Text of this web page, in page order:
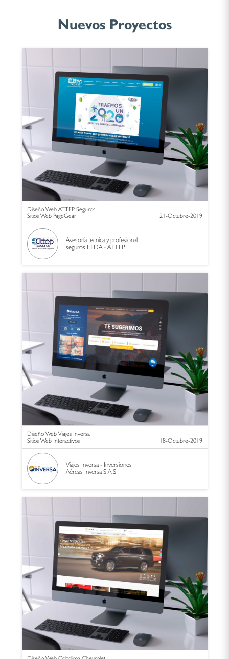
Nuevos Proyectos
Diseño Web ATTEP Seguros
Sitios Web PageGear
21-Octubre-2019
Asesoría tecnica y profesional
seguros LTDA - ATTEP
Diseño Web Viajes Inversa
Sitios Web Interactivos
18-Octubre-2019
Viajes Inversa - Inversiones
Aéreas Inversa S.A.S